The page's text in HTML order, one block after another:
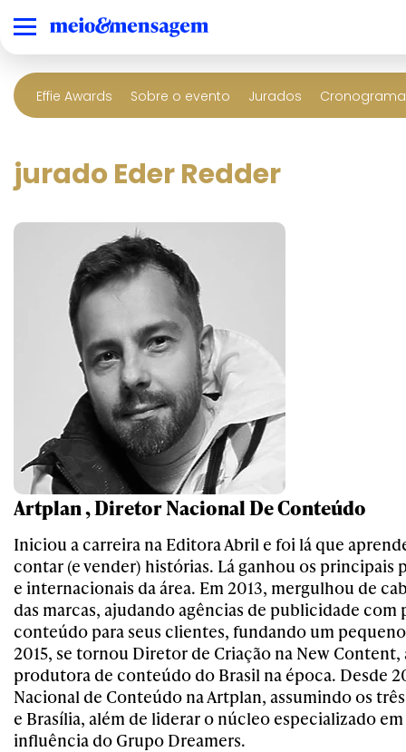
Effie Awards Sobre o evento Jurados
jurado Eder Redder
Artplan , Diretor Nacional De Conteúdo
Iniciou a carreira na Editora Abril e foi lá que
contar (e vender) histórias. Lá ganhou os principais
e internacionais da área. Em 2013, mergulhou de
das marcas, ajudando agências de publicidade com
conteúdo para seus clientes, fundando um
2015, se tornou Diretor de Criação na New Content,
produtora de conteúdo do Brasil na época. Desde
Nacional de Conteúdo na Artplan, assumindo os
e Brasília, além de liderar o núcleo especializado
influência do Grupo Dreamers.